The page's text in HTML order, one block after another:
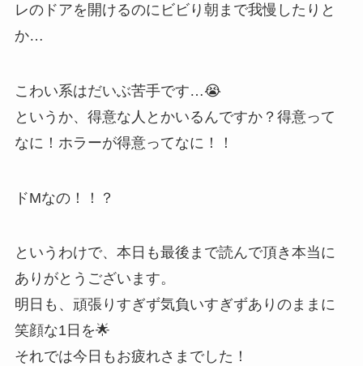
レのドアを開けるのにビビり朝まで我慢したりと
か…
こわい系はだいぶ苦手です…😭
というか、得意な人とかいるんですか？得意って
なに！ホラーが得意ってなに！！
ドMなの！！？
というわけで、本日も最後まで読んで頂き本当に
ありがとうございます。
明日も、頑張りすぎず気負いすぎずありのままに
笑顔な1日を🌟
それでは今日もお疲れさまでした！